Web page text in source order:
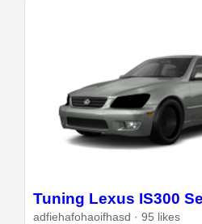
Tuning Lexus IS300
adfiehafohaoifhasd · 95 likes